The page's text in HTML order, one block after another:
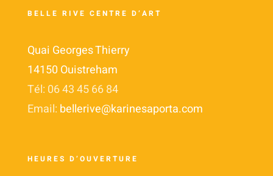
BELLE RIVE CENTRE D’ART
Quai Georges Thierry
14150 Ouistreham
Tél: 06 43 45 66 84
Email: bellerive@karinesaporta.com
HEURES D’OUVERTURE